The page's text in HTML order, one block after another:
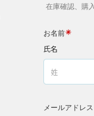
在庫確認、購